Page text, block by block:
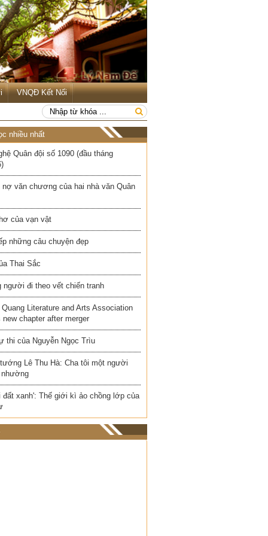
VNQĐ Kết Nối
nhiều nhất
Quân đội số 1090 (đầu tháng
nợ văn chương của hai nhà văn Quân
của vạn vật
những câu chuyện đẹp
Thai Sắc
người đi theo vết chiến tranh
Literature and Arts Association
new chapter after merger
thi của Nguyễn Ngọc Trìu
Lê Thu Hà: Cha tôi một người
nhường
đất xanh': Thế giới kì ảo chồng lớp của